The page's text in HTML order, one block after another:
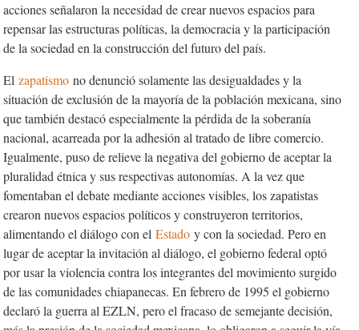
acciones señalaron la necesidad de crear nuevos espacios para
repensar las estructuras políticas, la democracia y la participación
de la sociedad en la construcción del futuro del país.
El zapatismo no denunció solamente las desigualdades y la
situación de exclusión de la mayoría de la población mexicana, sino
que también destacó especialmente la pérdida de la soberanía
nacional, acarreada por la adhesión al tratado de libre comercio.
Igualmente, puso de relieve la negativa del gobierno de aceptar la
pluralidad étnica y sus respectivas autonomías. A la vez que
fomentaban el debate mediante acciones visibles, los zapatistas
crearon nuevos espacios políticos y construyeron territorios,
alimentando el diálogo con el Estado y con la sociedad. Pero en
lugar de aceptar la invitación al diálogo, el gobierno federal optó
por usar la violencia contra los integrantes del movimiento surgido
de las comunidades chiapanecas. En febrero de 1995 el gobierno
declaró la guerra al EZLN, pero el fracaso de semejante decisión,